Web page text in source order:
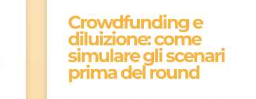
Crowdfunding e
diluizione: come
simulare gli scenari
prima del round